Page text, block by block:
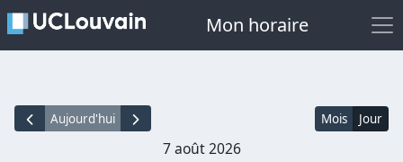
Mon horaire
Aujourd'hui
7 août 2026
Mois Jour